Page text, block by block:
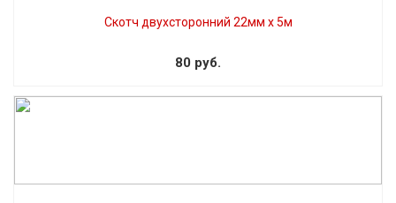
Скотч двухсторонний 22мм х 5м
80 руб.